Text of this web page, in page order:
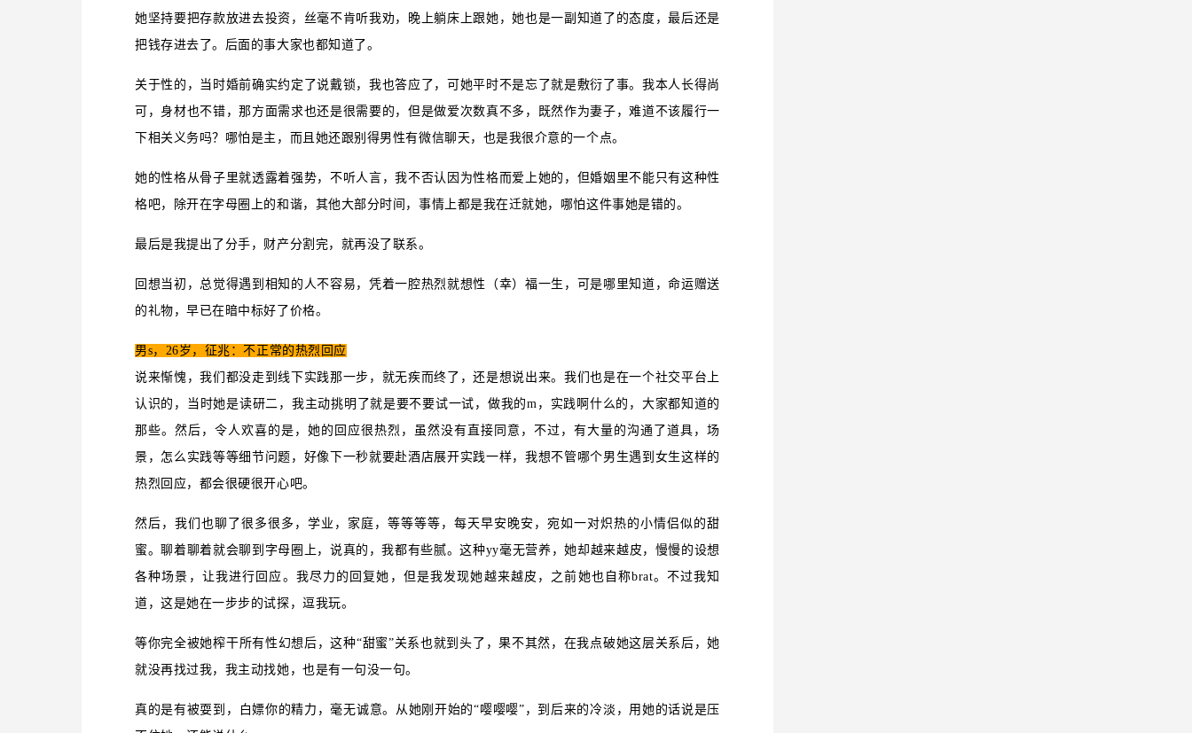
她坚持要把存款放进去投资，丝毫不肯听我劝，晚上躺床上跟她，她也是一副知道了的态度，最后还是
把钱存进去了。后面的事大家也都知道了。
关于性的，当时婚前确实约定了说戴锁，我也答应了，可她平时不是忘了就是敷衍了事。我本人长得尚
可，身材也不错，那方面需求也还是很需要的，但是做爱次数真不多，既然作为妻子，难道不该履行一
下相关义务吗？哪怕是主，而且她还跟别得男性有微信聊天，也是我很介意的一个点。
她的性格从骨子里就透露着强势，不听人言，我不否认因为性格而爱上她的，但婚姻里不能只有这种性
格吧，除开在字母圈上的和谐，其他大部分时间，事情上都是我在迁就她，哪怕这件事她是错的。
最后是我提出了分手，财产分割完，就再没了联系。
回想当初，总觉得遇到相知的人不容易，凭着一腔热烈就想性（幸）福一生，可是哪里知道，命运赠送
的礼物，早已在暗中标好了价格。
男s，26岁，征兆：不正常的热烈回应
说来惭愧，我们都没走到线下实践那一步，就无疾而终了，还是想说出来。我们也是在一个社交平台上
认识的，当时她是读研二，我主动挑明了就是要不要试一试，做我的m，实践啊什么的，大家都知道的
那些。然后，令人欢喜的是，她的回应很热烈，虽然没有直接同意，不过，有大量的沟通了道具，场
景，怎么实践等等细节问题，好像下一秒就要赴酒店展开实践一样，我想不管哪个男生遇到女生这样的
热烈回应，都会很硬很开心吧。
然后，我们也聊了很多很多，学业，家庭，等等等等，每天早安晚安，宛如一对炽热的小情侣似的甜
蜜。聊着聊着就会聊到字母圈上，说真的，我都有些腻。这种yy毫无营养，她却越来越皮，慢慢的设想
各种场景，让我进行回应。我尽力的回复她，但是我发现她越来越皮，之前她也自称brat。不过我知
道，这是她在一步步的试探，逗我玩。
等你完全被她榨干所有性幻想后，这种“甜蜜”关系也就到头了，果不其然，在我点破她这层关系后，她
就没再找过我，我主动找她，也是有一句没一句。
真的是有被耍到，白嫖你的精力，毫无诚意。从她刚开始的“嘤嘤嘤”，到后来的冷淡，用她的话说是压